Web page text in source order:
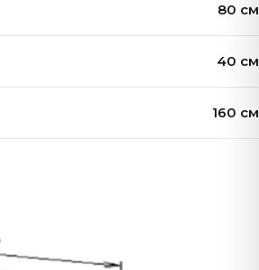
80 см
40 см
160 см